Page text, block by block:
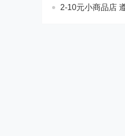
2-10元小商品店